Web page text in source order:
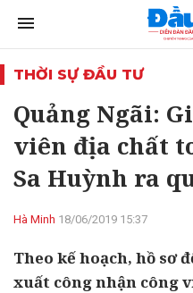
THỜI SỰ ĐẦU TƯ
Quảng Ngãi:
viên địa chất
Sa Huỳnh ra
Hà Minh 18/06/2019 15:37
Theo kế hoạch, hồ sơ
xuất công nhận công